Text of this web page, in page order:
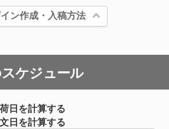
ン作成・入稿方法
ケジュール
日を計算する
日を計算する